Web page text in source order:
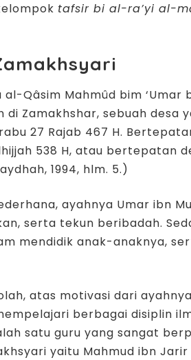
tafsir bi al-ra’yi al-
Qâsim Mahmûd bim ‘Umar
di Zamakhshar, sebuah desa
27 Rajab 467 H.
538 H, atau bertepatan
1994, hlm. 5.)
ayahnya Umar ibn
serta tekun beribadah.
mendidik anak-anaknya,
atas motivasi dari
berbagai disiplin
satu guru yang sangat
yaitu Mahmud ibn